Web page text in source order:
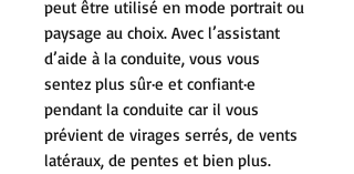
peut être utilisé en mode portrait ou
paysage au choix. Avec l’assistant
d’aide à la conduite, vous vous
sentez plus sûr·e et confiant·e
pendant la conduite car il vous
prévient de virages serrés, de vents
latéraux, de pentes et bien plus.